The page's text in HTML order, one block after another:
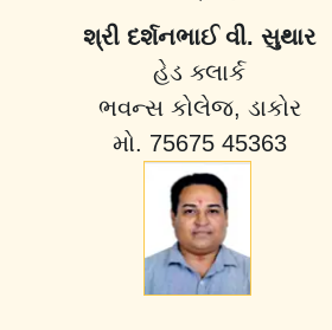
શ્રી દર્શનભાઈ વી. સુથાર
હેડ ક્લાર્ક
ભવન્સ કોલેજ, ડાકોર
મો. 75675 45363